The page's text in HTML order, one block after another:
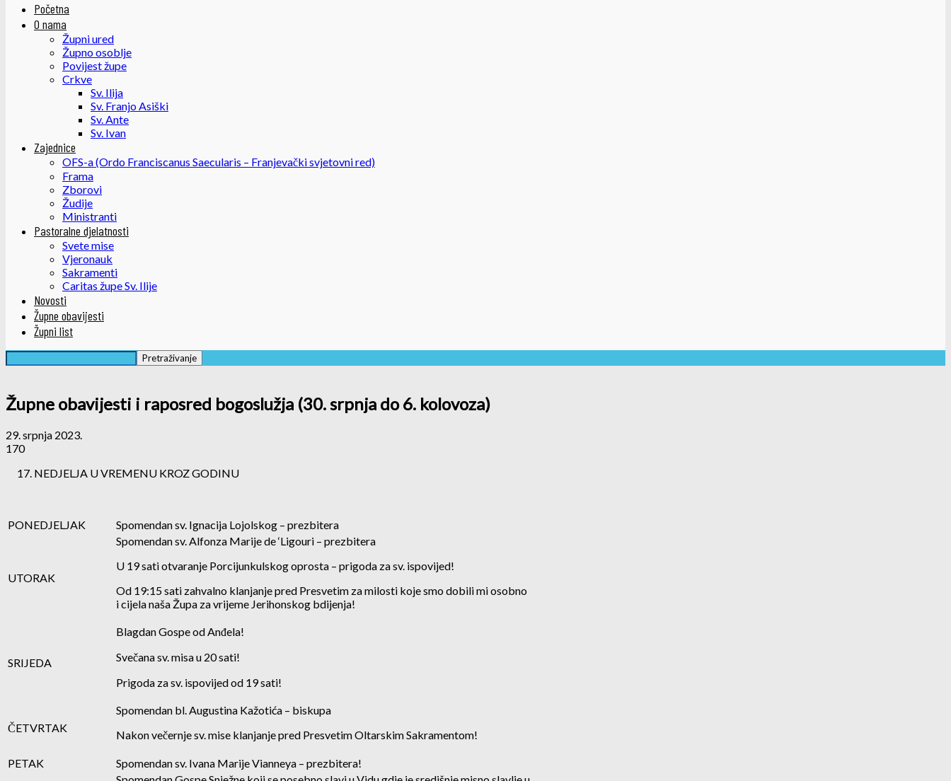
Početna
O nama
Župni ured
Župno osoblje
Povijest župe
Crkve
Sv. Ilija
Sv. Franjo Asiški
Sv. Ante
Sv. Ivan
Zajednice
OFS-a (Ordo Franciscanus Saecularis – Franjevački svjetovni red)
Frama
Zborovi
Žudije
Ministranti
Pastoralne djelatnosti
Svete mise
Vjeronauk
Sakramenti
Caritas župe Sv. Ilije
Novosti
Župne obavijesti
Župni list
Župne obavijesti i raposred bogoslužja (30. srpnja do 6. kolovoza)
29. srpnja 2023.
170
NEDJELJA U VREMENU KROZ GODINU
PONEDJELJAK Spomendan sv. Ignacija Lojolskog – prezbitera
UTORAK
Spomendan sv. Alfonza Marije de ‘Ligouri – prezbitera
U 19 sati otvaranje Porcijunkulskog oprosta – prigoda za sv. ispovijed!
Od 19:15 sati zahvalno klanjanje pred Presvetim za milosti koje smo dobili mi osobno
i cijela naša Župa za vrijeme Jerihonskog bdijenja!
SRIJEDA
Blagdan Gospe od Anđela!
Svečana sv. misa u 20 sati!
Prigoda za sv. ispovijed od 19 sati!
ČETVRTAK
Spomendan bl. Augustina Kažotića – biskupa
Nakon večernje sv. mise klanjanje pred Presvetim Oltarskim Sakramentom!
PETAK
Spomendan sv. Ivana Marije Vianneya – prezbitera!